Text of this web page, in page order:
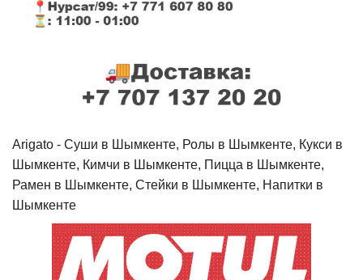
Arigato - Cуши в Шымкенте, Ролы в Шымкенте, Кукси в
Шымкенте, Кимчи в Шымкенте, Пицца в Шымкенте,
Рамен в Шымкенте, Стейки в Шымкенте, Напитки в
Шымкенте